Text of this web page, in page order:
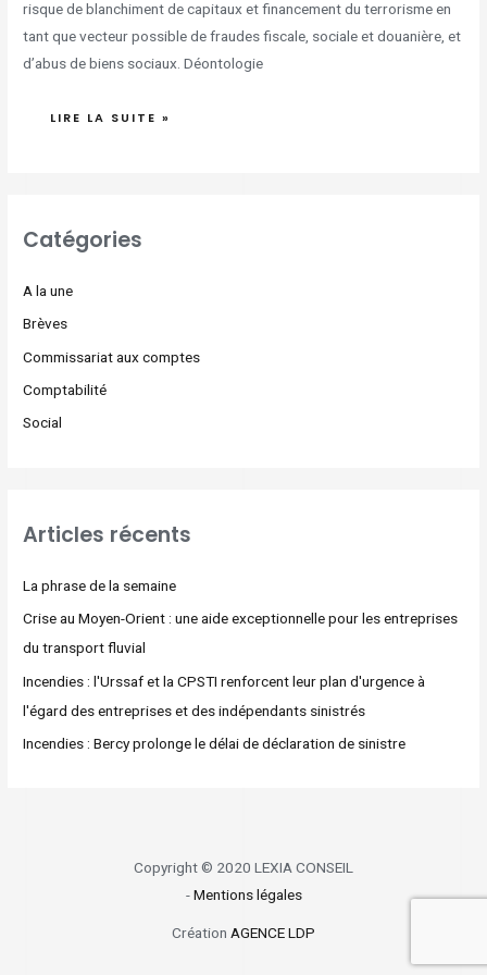
risque de blanchiment de capitaux et financement du terrorisme en
tant que vecteur possible de fraudes fiscale, sociale et douanière, et
d’abus de biens sociaux. Déontologie
LIRE LA SUITE »
Catégories
A la une
Brèves
Commissariat aux comptes
Comptabilité
Social
Articles récents
La phrase de la semaine
Crise au Moyen-Orient : une aide exceptionnelle pour les entreprises
du transport fluvial
Incendies : l'Urssaf et la CPSTI renforcent leur plan d'urgence à
l'égard des entreprises et des indépendants sinistrés
Incendies : Bercy prolonge le délai de déclaration de sinistre
Copyright © 2020 LEXIA CONSEIL
-Mentions légales
Création AGENCE LDP